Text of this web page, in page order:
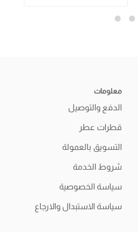
معلومات
الدفع والتوصيل
قطرات عطر
التسويق بالعمولة
شروط الخدمة
سياسة الخصوصية
سياسة الاستبدال والارجاع